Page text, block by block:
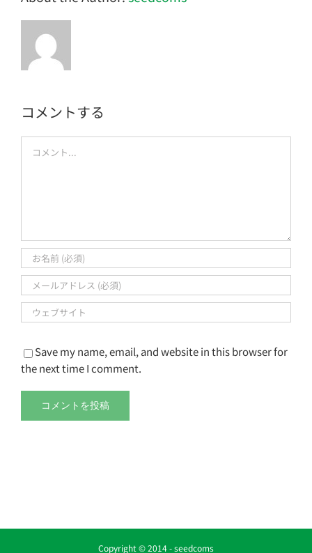
コメントする
Save my name, email, and website in this browser for
the next time I comment.
Copyright © 2014 -seedcoms